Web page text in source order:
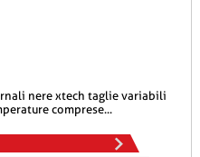
comprese...